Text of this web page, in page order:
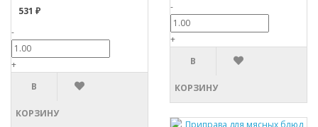
531 ₽
-
+
В
КОРЗИНУ
-
+
В
КОРЗИНУ